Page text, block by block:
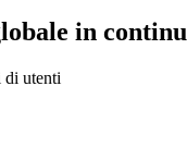
in
di utenti